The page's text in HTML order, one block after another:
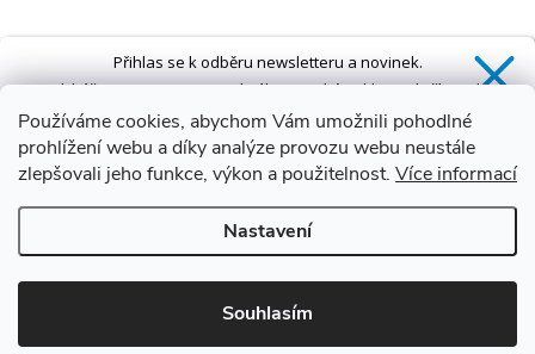
Používáme cookies, abychom Vám umožnili pohodlné
prohlížení webu a díky analýze provozu webu neustále
zlepšovali jeho funkce, výkon a použitelnost. Více informací
Nastavení
Souhlasím
Přihlas se k odběru newsletteru a novinek.
ZískášSLEVU 5 %na první nákup a také exkluzivní přístup k
novinkám, slevám a dalším speciálním nabídkám.*
Ano, chci se přihlásit
Zásady zpracování osobních údajů
*Sleva neplatí na vany s dvířky AVO a VOVO